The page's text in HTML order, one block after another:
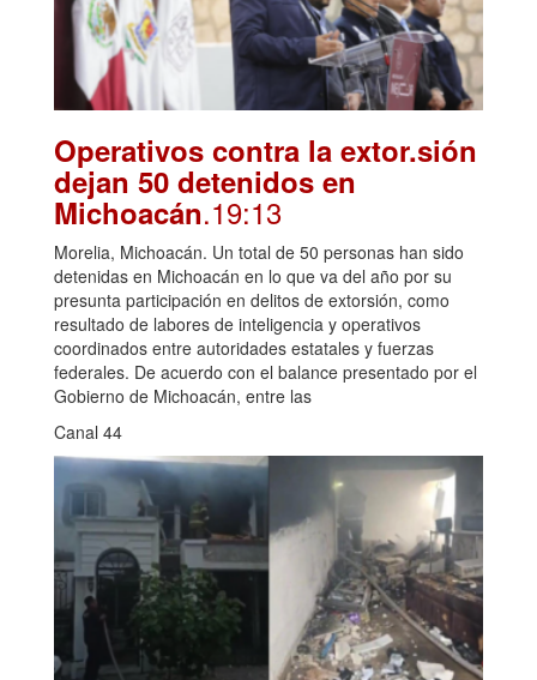
Operativos contra la extor.sión
dejan 50 detenidos en
Michoacán.19:13
Morelia, Michoacán. Un total de 50 personas han sido
detenidas en Michoacán en lo que va del año por su
presunta participación en delitos de extorsión, como
resultado de labores de inteligencia y operativos
coordinados entre autoridades estatales y fuerzas
federales. De acuerdo con el balance presentado por el
Gobierno de Michoacán, entre las
Canal 44